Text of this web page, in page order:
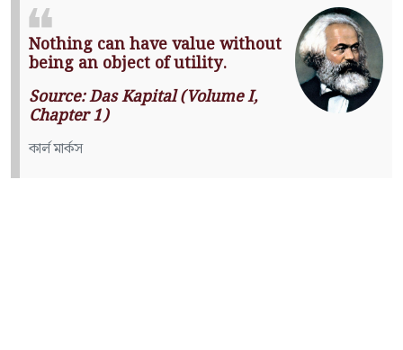
Nothing can have value without
being an object of utility.
Source: Das Kapital (Volume I,
Chapter 1)
কার্ল মার্কস